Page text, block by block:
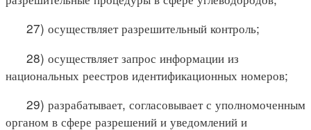
27) осуществляет разрешительный контроль;
28) осуществляет запрос информации из
национальных реестров идентификационных номеров;
29) разрабатывает, согласовывает с уполномоченным
органом в сфере разрешений и уведомлений и